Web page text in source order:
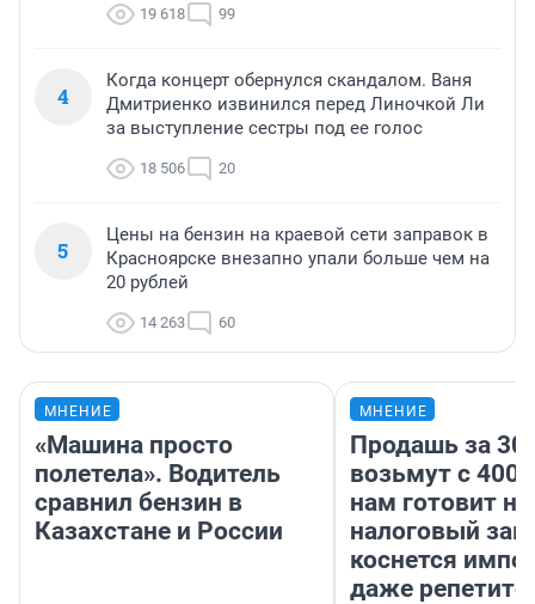
19 618 99
4
Когда концерт обернулся скандалом. Ваня
Дмитриенко извинился перед Линочкой Ли
за выступление сестры под ее голос
18 506 20
5
Цены на бензин на краевой сети заправок в
Красноярске внезапно упали больше чем на
20 рублей
14 263 60
МНЕНИЕ
«Машина просто
полетела». Водитель
сравнил бензин в
Казахстане и России
МНЕНИЕ
Продашь за
возьмут с
нам готовит
налоговый
коснется
даже